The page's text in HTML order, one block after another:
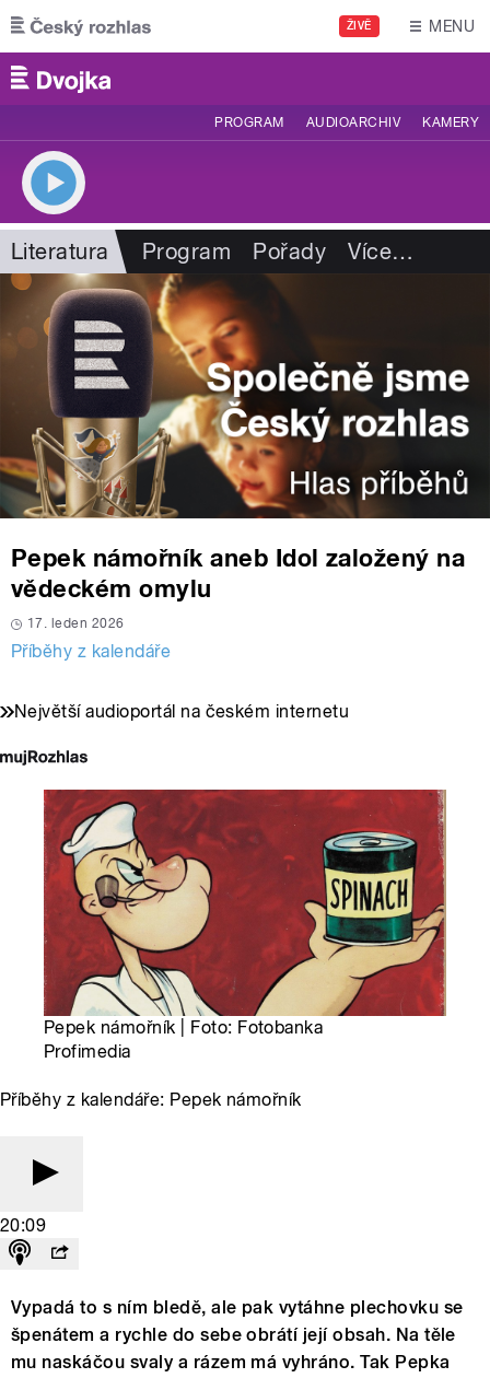
Přejít k hlavnímu obsahu
ŽIVĚ MENU
PROGRAM AUDIOARCHIV KAMERY
Literatura Program Pořady Více…
Pepek námořník aneb Idol založený na
vědeckém omylu
17. leden 2026
Příběhy z kalendáře
Největší audioportál na českém internetu
Pepek námořník | Foto: Fotobanka
Profimedia
Příběhy z kalendáře: Pepek námořník
20:09
Vypadá to s ním bledě, ale pak vytáhne plechovku se
špenátem a rychle do sebe obrátí její obsah. Na těle
mu naskáčou svaly a rázem má vyhráno. Tak Pepka